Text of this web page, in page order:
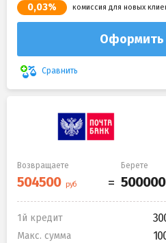
0,03% комиссия для новых
Оформить
Сравнить
Возвращаете Берете
1й кредит
Макс. сумма